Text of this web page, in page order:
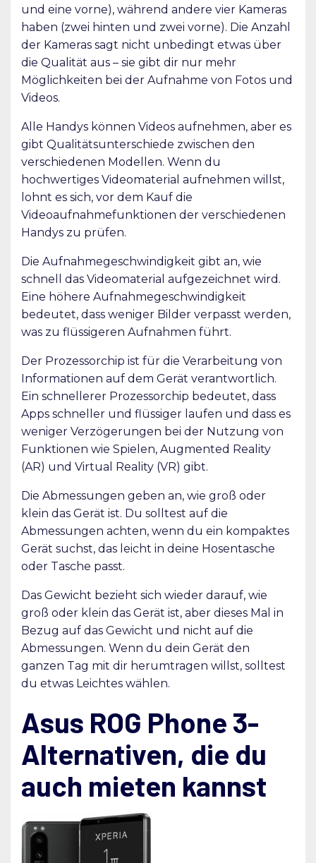
und eine vorne), während andere vier Kameras
haben (zwei hinten und zwei vorne). Die Anzahl
der Kameras sagt nicht unbedingt etwas über
die Qualität aus – sie gibt dir nur mehr
Möglichkeiten bei der Aufnahme von Fotos und
Videos.
Alle Handys können Videos aufnehmen, aber es
gibt Qualitätsunterschiede zwischen den
verschiedenen Modellen. Wenn du
hochwertiges Videomaterial aufnehmen willst,
lohnt es sich, vor dem Kauf die
Videoaufnahmefunktionen der verschiedenen
Handys zu prüfen.
Die Aufnahmegeschwindigkeit gibt an, wie
schnell das Videomaterial aufgezeichnet wird.
Eine höhere Aufnahmegeschwindigkeit
bedeutet, dass weniger Bilder verpasst werden,
was zu flüssigeren Aufnahmen führt.
Der Prozessorchip ist für die Verarbeitung von
Informationen auf dem Gerät verantwortlich.
Ein schnellerer Prozessorchip bedeutet, dass
Apps schneller und flüssiger laufen und dass es
weniger Verzögerungen bei der Nutzung von
Funktionen wie Spielen, Augmented Reality
(AR) und Virtual Reality (VR) gibt.
Die Abmessungen geben an, wie groß oder
klein das Gerät ist. Du solltest auf die
Abmessungen achten, wenn du ein kompaktes
Gerät suchst, das leicht in deine Hosentasche
oder Tasche passt.
Das Gewicht bezieht sich wieder darauf, wie
groß oder klein das Gerät ist, aber dieses Mal in
Bezug auf das Gewicht und nicht auf die
Abmessungen. Wenn du dein Gerät den
ganzen Tag mit dir herumtragen willst, solltest
du etwas Leichtes wählen.
Asus ROG Phone 3-
Alternativen, die du
auch mieten kannst